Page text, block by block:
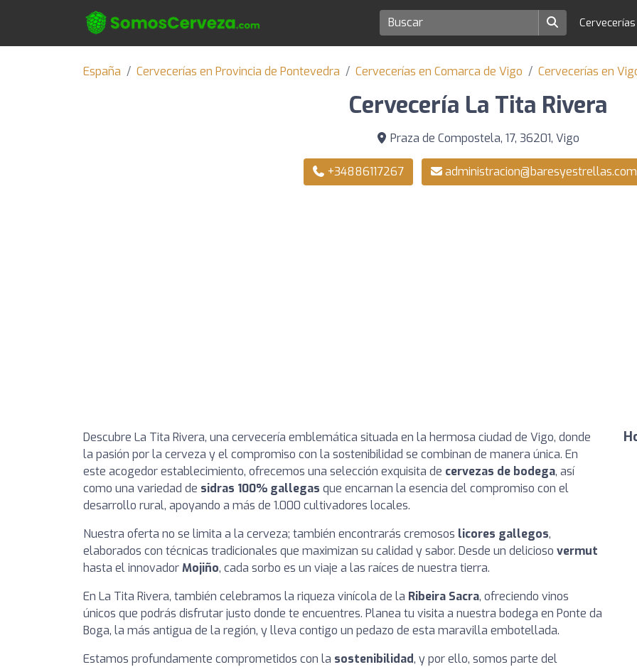
España Cervecerías en Provincia de Pontevedra Cervecerías en Comarca de Vigo Cervecerías en
Cervecería La Tita Rivera
Praza de Compostela, 17, 36201, Vigo
+34886117267 administracion@baresyestrellas.com
Descubre La Tita Rivera, una cervecería emblemática situada en la hermosa ciudad de Vigo, donde
la pasión por la cerveza y el compromiso con la sostenibilidad se combinan de manera única. En
este acogedor establecimiento, ofrecemos una selección exquisita de cervezas de bodega, así
como una variedad de sidras 100% gallegas que encarnan la esencia del compromiso con el
desarrollo rural, apoyando a más de 1.000 cultivadores locales.
Nuestra oferta no se limita a la cerveza; también encontrarás cremosos licores gallegos,
elaborados con técnicas tradicionales que maximizan su calidad y sabor. Desde un delicioso vermut
hasta el innovadorMojiño, cada sorbo es un viaje a las raíces de nuestra tierra.
En La Tita Rivera, también celebramos la riqueza vinícola de la Ribeira Sacra, ofreciendo vinos
únicos que podrás disfrutar justo donde te encuentres. Planea tu visita a nuestra bodega en Ponte da
Boga, la más antigua de la región, y lleva contigo un pedazo de esta maravilla embotellada.
Estamos profundamente comprometidos con la sostenibilidad, y por ello, somos parte del